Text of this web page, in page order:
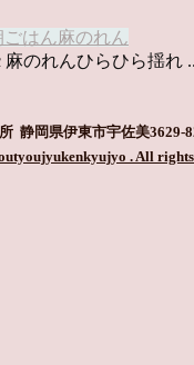
ごはん麻のれん
麻のれんひらひら揺れ
静岡県伊東市宇佐美3629-
. All